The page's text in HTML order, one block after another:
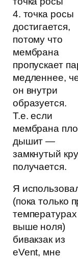
4. точка росы
достигается,
потому что
мембрана
пропускает
медленнее,
он внутри
образуется.
Т.е. если
мембрана
дышит —
замкнутый
получается.
Я
(пока только
температурах
выше ноля)
бивакзак из
eVent, мне